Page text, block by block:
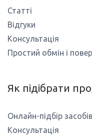
Статті
Відгуки
Консультація
Простий обмін і
Як підібрати
Онлайн-підбір
Консультація